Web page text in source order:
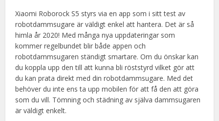
Xiaomi Roborock S5 styrs via en app som i sitt test av
robotdammsugare är väldigt enkel att hantera. Det är så
himla år 2020! Med många nya uppdateringar som
kommer regelbundet blir både appen och
robotdammsugaren ständigt smartare. Om du önskar kan
du koppla upp den till att kunna bli röststyrd vilket gör att
du kan prata direkt med din robotdammsugare. Med det
behöver du inte ens ta upp mobilen för att få den att göra
som du vill. Tömning och städning av själva dammsugaren
är väldigt enkelt.